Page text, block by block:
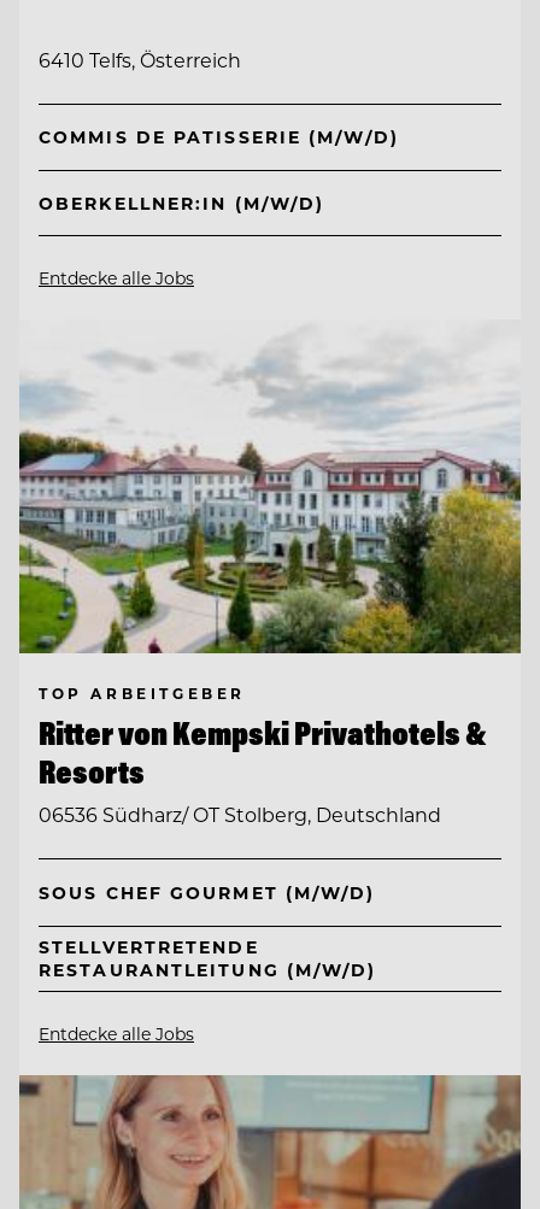
6410 Telfs, Österreich
COMMIS DE PATISSERIE (M/W/D)
OBERKELLNER:IN (M/W/D)
Entdecke alle Jobs
TOP ARBEITGEBER
Ritter von Kempski Privathotels &
Resorts
06536 Südharz/ OT Stolberg, Deutschland
SOUS CHEF GOURMET (M/W/D)
STELLVERTRETENDE
RESTAURANTLEITUNG (M/W/D)
Entdecke alle Jobs